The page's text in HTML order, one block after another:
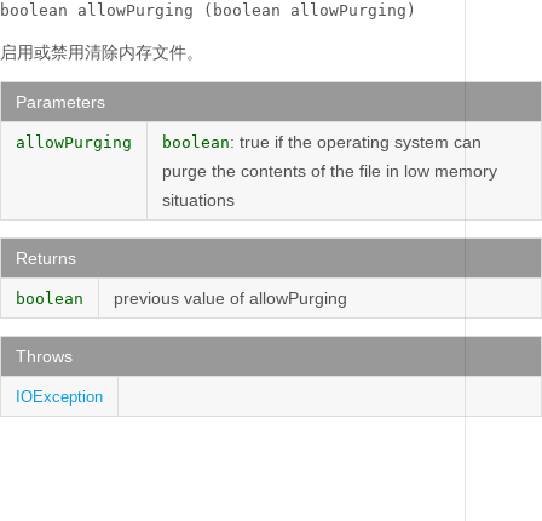
boolean allowPurging (boolean allowPurging)
启用或禁用清除内存文件。
Parameters
allowPurging boolean: true if the operating system can
purge the contents of the file in low memory
situations
Returns
boolean previous value of allowPurging
Throws
IOException